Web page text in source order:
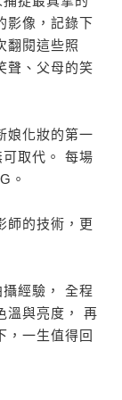
影像，記錄下
翻閱這些照
聲、父母的笑
娘化妝的第一
取代。 每場
。
師的技術，更
經驗， 全程
溫與亮度， 再
，一生值得回